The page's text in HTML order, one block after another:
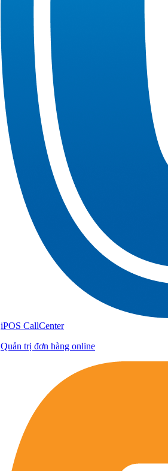
iPOS CallCenter
Quản trị đơn hàng online